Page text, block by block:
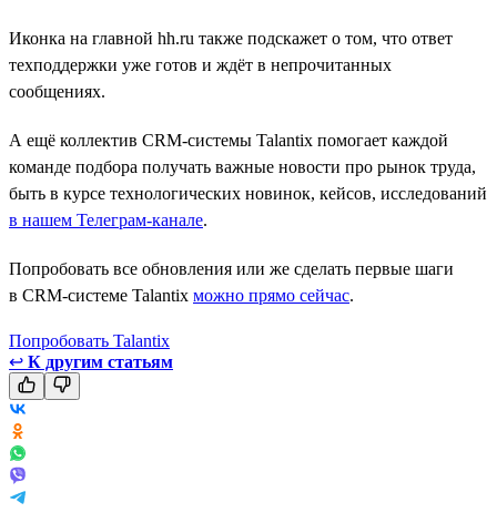
Иконка на главной hh.ru также подскажет о том, что ответ
техподдержки уже готов и ждёт в непрочитанных
сообщениях.
А ещё коллектив CRM-системы Talantix помогает каждой
команде подбора получать важные новости про рынок труда,
быть в курсе технологических новинок, кейсов, исследований
в нашем Телеграм-канале.
Попробовать все обновления или же сделать первые шаги
в CRM-системе Talantix можно прямо сейчас.
Попробовать Talantix
↩ К другим статьям